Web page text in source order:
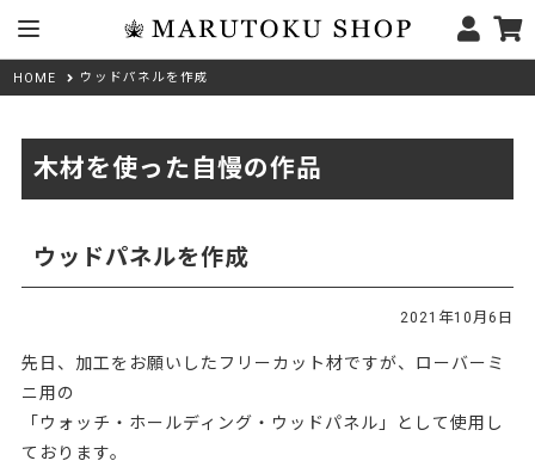
HOME ウッドパネルを作成
木材を使った自慢の作品
ウッドパネルを作成
2021年10月6日
先日、加工をお願いしたフリーカット材ですが、ローバーミ
ニ用の
「ウォッチ・ホールディング・ウッドパネル」として使用し
ております。